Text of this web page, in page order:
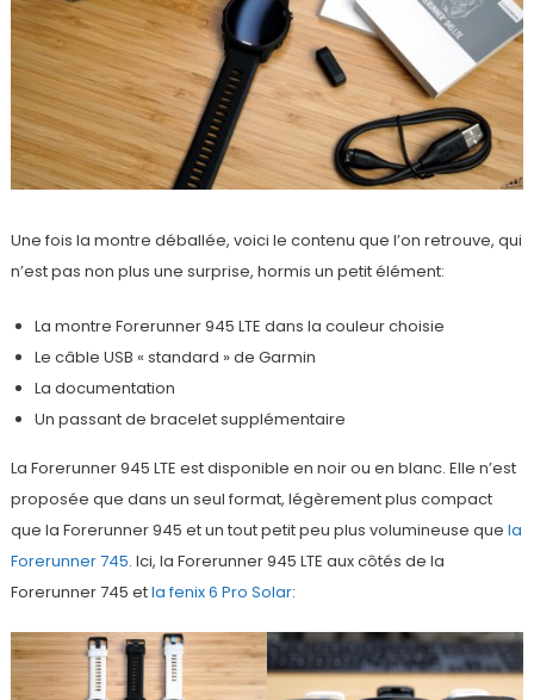
Une fois la montre déballée, voici le contenu que l’on retrouve, qui
n’est pas non plus une surprise, hormis un petit élément:
La montre Forerunner 945 LTE dans la couleur choisie
Le câble USB « standard » de Garmin
La documentation
Un passant de bracelet supplémentaire
La Forerunner 945 LTE est disponible en noir ou en blanc. Elle n’est
proposée que dans un seul format, légèrement plus compact
que la Forerunner 945 et un tout petit peu plus volumineuse que la
Forerunner 745. Ici, la Forerunner 945 LTE aux côtés de la
Forerunner 745 etla fenix 6 Pro Solar: